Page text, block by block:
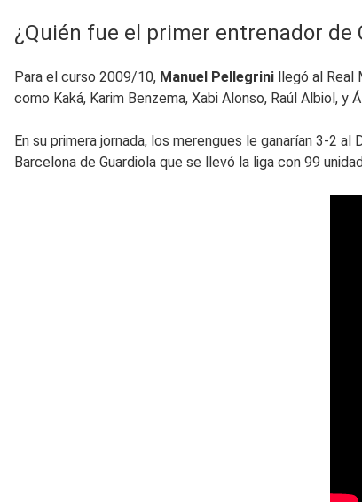
¿Quién fue el primer entrenador de
Para el curso 2009/10, Manuel Pellegrini llegó al Real
como Kaká, Karim Benzema, Xabi Alonso, Raúl Albiol, y
En su primera jornada, los merengues le ganarían 3-2
Barcelona de Guardiola que se llevó la liga con 99